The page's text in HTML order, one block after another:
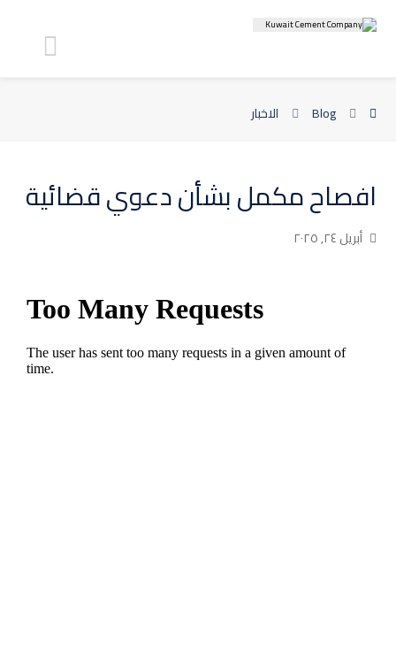
Blog الاخبار
افصاح مكمل بشأن دعوي قضائية
أبريل ٢٤, ٢٠٢٥